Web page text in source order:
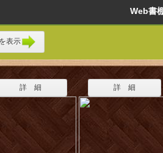
Web
表示
詳 細 詳 細